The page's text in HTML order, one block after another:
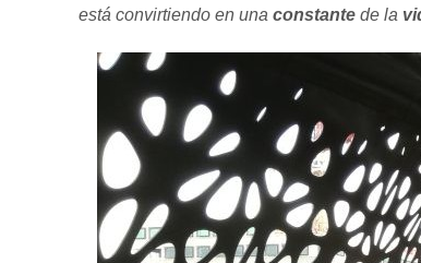
está convirtiendo en una constante de la